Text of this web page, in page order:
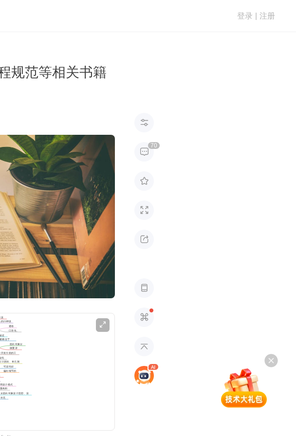
登录 注册
规范等相关书籍
补充
从面向对象设计思想、设
计原则上来讲重构
构和
重构
设计模式
构代码
偏向细节的
可读性好
的代码
计原则、单元测
试、并发编程
码
范
开发方面的工
侧重讲
面向对象分
析和设计
紧耦合于
贴近
实战
口语化、
通俗
易懂
的23种设
设
式



70





